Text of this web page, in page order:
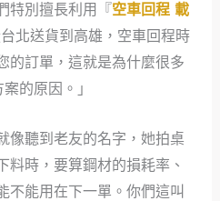
特別擅長利用『空車回程 載
北送貨到高雄，空車回程時
的訂單，這就是為什麼很多
案的原因。」
像聽到老友的名字，她拍桌
料時，要算鋼材的損耗率、
不能用在下一單。你們這叫